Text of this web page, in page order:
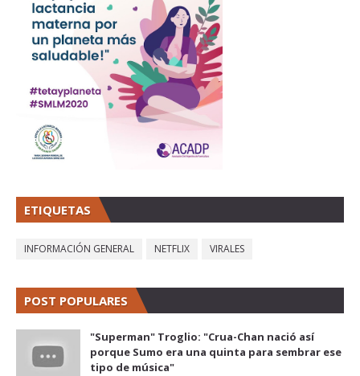
ETIQUETAS
INFORMACIÓN GENERAL NETFLIX VIRALES
POST POPULARES
"Superman" Troglio: "Crua-Chan nació así
porque Sumo era una quinta para sembrar ese
tipo de música"